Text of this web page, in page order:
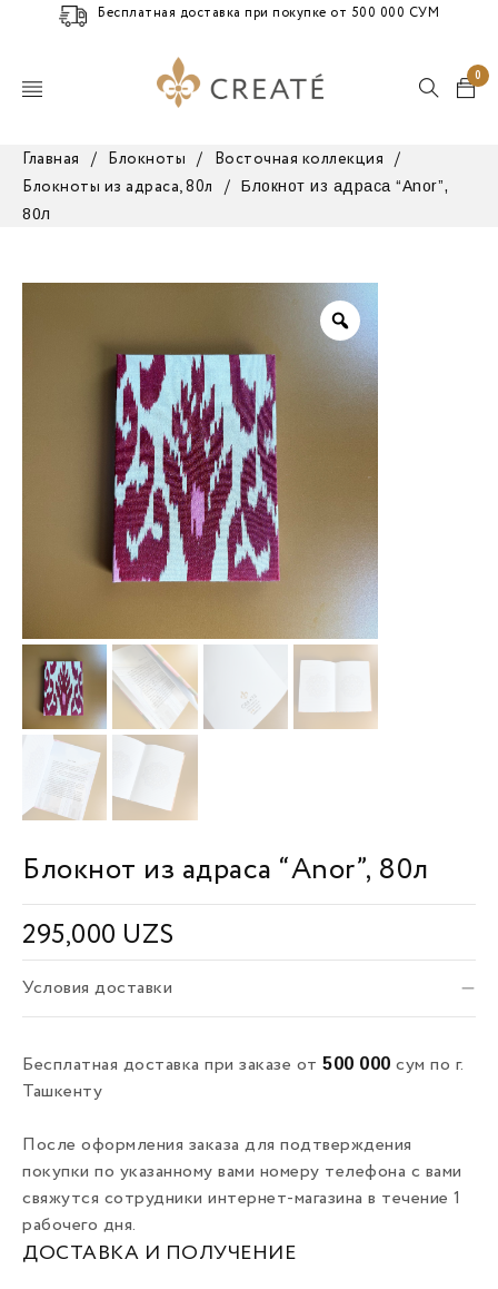
Бесплатная доставка при покупке от 500 000 СУМ
0
Главная / Блокноты / Восточная коллекция
/
Блокноты из адраса, 80л
/
Блокнот из адраса “Anor”,
80л
Блокнот из адраса “Anor”, 80л
295,000 UZS
Условия доставки
Бесплатная доставка при заказе от 500 000 сум по г.
Ташкенту
После оформления заказа для подтверждения
покупки по указанному вами номеру телефона с вами
свяжутся сотрудники интернет-магазина в течение 1
рабочего дня.
ДОСТАВКА И ПОЛУЧЕНИЕ